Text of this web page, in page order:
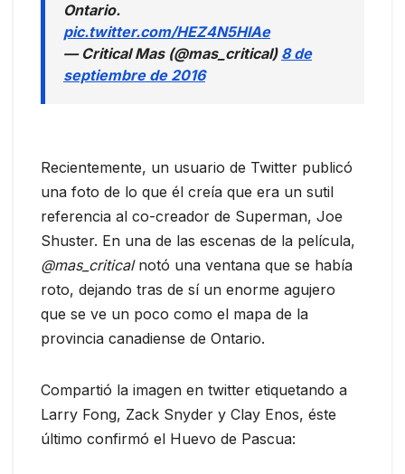
Ontario.
pic.twitter.com/HEZ4N5HlAe
— Critical Mas (@mas_critical) 8 de
septiembre de 2016
Recientemente, un usuario de Twitter publicó
una foto de lo que él creía que era un sutil
referencia al co-creador de Superman, Joe
Shuster. En una de las escenas de la película,
@mas_criticalnotó una ventana que se había
roto, dejando tras de sí un enorme agujero
que se ve un poco como el mapa de la
provincia canadiense de Ontario.
Compartió la imagen en twitter etiquetando a
Larry Fong, Zack Snyder y Clay Enos, éste
último confirmó el Huevo de Pascua: